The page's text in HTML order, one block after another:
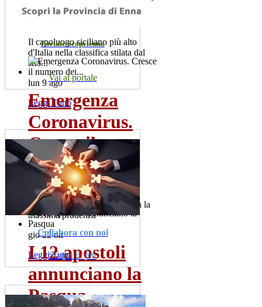
da...
Il capoluogo siciliano più alto
d'Italia nella classifica stilata dal
sito...
lun 9 ago
Leggi Tutto
Emergenza
Coronavirus.
Cresce il
numero dei...
Sono 60 i positivi. Il sindaco,
Salvatore la Spina raccomanda la
massima prudenza
gio 22 ott
Leggi Tutto
I 12 apostoli
annunciano la
Pasqua
Portale Scoprienna
Vai al portale
Collabora con noi
Scopri di più